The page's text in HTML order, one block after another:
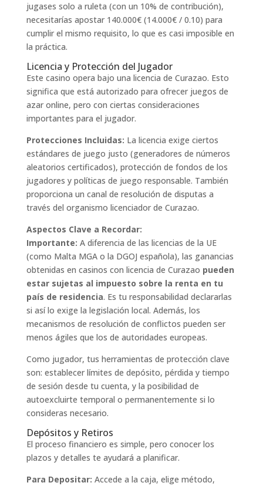
jugases solo a ruleta (con un 10% de contribución),
necesitarías apostar 140.000€ (14.000€ / 0.10) para
cumplir el mismo requisito, lo que es casi imposible en
la práctica.
Licencia y Protección del Jugador
Este casino opera bajo una licencia de Curazao. Esto
significa que está autorizado para ofrecer juegos de
azar online, pero con ciertas consideraciones
importantes para el jugador.
Protecciones Incluidas: La licencia exige ciertos
estándares de juego justo (generadores de números
aleatorios certificados), protección de fondos de los
jugadores y políticas de juego responsable. También
proporciona un canal de resolución de disputas a
través del organismo licenciador de Curazao.
Aspectos Clave a Recordar:
Importante: A diferencia de las licencias de la UE
(como Malta MGA o la DGOJ española), las ganancias
obtenidas en casinos con licencia de Curazao pueden
estar sujetas al impuesto sobre la renta en tu
país de residencia. Es tu responsabilidad declararlas
si así lo exige la legislación local. Además, los
mecanismos de resolución de conflictos pueden ser
menos ágiles que los de autoridades europeas.
Como jugador, tus herramientas de protección clave
son: establecer límites de depósito, pérdida y tiempo
de sesión desde tu cuenta, y la posibilidad de
autoexcluirte temporal o permanentemente si lo
consideras necesario.
Depósitos y Retiros
El proceso financiero es simple, pero conocer los
plazos y detalles te ayudará a planificar.
Para Depositar: Accede a la caja, elige método,